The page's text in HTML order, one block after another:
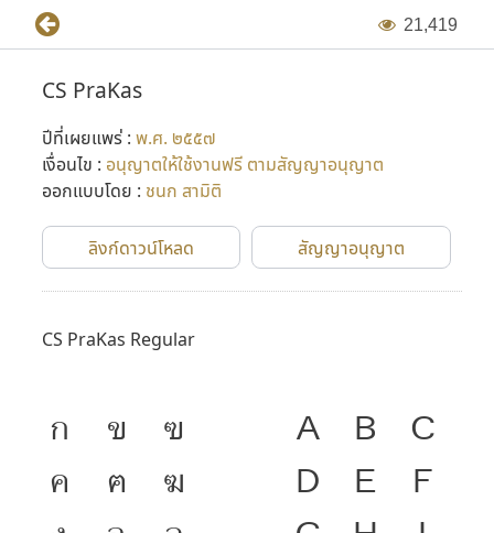
21,419
CS PraKas
ปีที่เผยแพร่ : พ.ศ. ๒๕๕๗
เงื่อนไข : อนุญาตให้ใช้งานฟรี ตามสัญญาอนุญาต
ออกแบบโดย : ชนก สามิติ
ลิงก์ดาวน์โหลด สัญญาอนุญาต
CS PraKas Regular
ก ข
ฃ
ค
ฅ
ฆ
A B
C
D
E
F